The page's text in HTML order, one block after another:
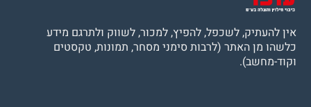
אין להעתיק, לשכפל, להפיץ, למכור, לשווק ולתרגם מידע
כלשהו מן האתר (לרבות סימני מסחר, תמונות, טקסטים
וקוד-מחשב).